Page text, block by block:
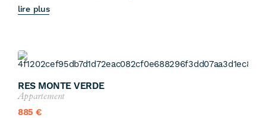
lire plus
RES MONTE VERDE
Appartement
885 €